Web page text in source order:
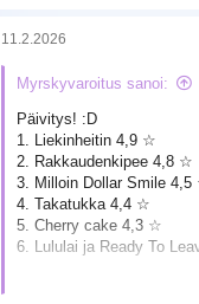
11.2.2026
Myrskyvaroitus sanoi:
Päivitys! :D
1. Liekinheitin 4,9 ☆
2. Rakkaudenkipee 4,8 ☆
3. Milloin Dollar Smile
4. Takatukka 4,4 ☆
5. Cherry cake 4,3 ☆
6. Lululai ja Ready To
Eli ei kauheasti